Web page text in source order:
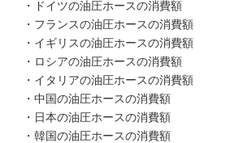
・ドイツの油圧ホースの消費額
・フランスの油圧ホースの消費額
・イギリスの油圧ホースの消費額
・ロシアの油圧ホースの消費額
・イタリアの油圧ホースの消費額
・中国の油圧ホースの消費額
・日本の油圧ホースの消費額
・韓国の油圧ホースの消費額